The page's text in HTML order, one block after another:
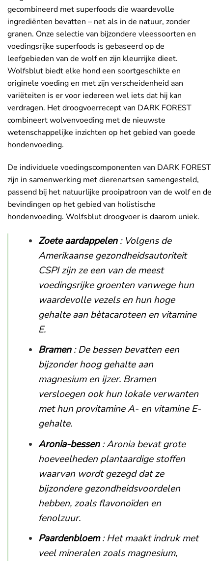
gecombineerd met superfoods die waardevolle
ingrediënten bevatten – net als in de natuur, zonder
granen. Onze selectie van bijzondere vleessoorten en
voedingsrijke superfoods is gebaseerd op de
leefgebieden van de wolf en zijn kleurrijke dieet.
Wolfsblut biedt elke hond een soortgeschikte en
originele voeding en met zijn verscheidenheid aan
variëteiten is er voor iedereen wel iets dat hij kan
verdragen. Het droogvoerrecept van DARK FOREST
combineert wolvenvoeding met de nieuwste
wetenschappelijke inzichten op het gebied van goede
hondenvoeding.
De individuele voedingscomponenten van DARK FOREST
zijn in samenwerking met dierenartsen samengesteld,
passend bij het natuurlijke prooipatroon van de wolf en de
bevindingen op het gebied van holistische
hondenvoeding. Wolfsblut droogvoer is daarom uniek.
Zoete aardappelen: Volgens de
Amerikaanse gezondheidsautoriteit
CSPI zijn ze een van de meest
voedingsrijke groenten vanwege hun
waardevolle vezels en hun hoge
gehalte aan bètacaroteen en vitamine
E.
Bramen: De bessen bevatten een
bijzonder hoog gehalte aan
magnesium en ijzer. Bramen
versloegen ook hun lokale verwanten
met hun provitamine A- en vitamine E-
gehalte.
Aronia-bessen: Aronia bevat grote
hoeveelheden plantaardige stoffen
waarvan wordt gezegd dat ze
bijzondere gezondheidsvoordelen
hebben, zoals flavonoïden en
fenolzuur.
Paardenbloem: Het maakt indruk met
veel mineralen zoals magnesium,